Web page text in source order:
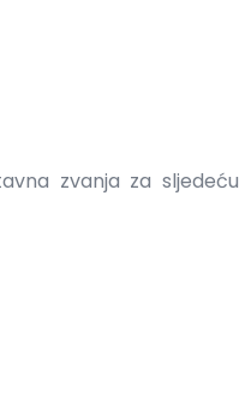
zvanja za sljedeću